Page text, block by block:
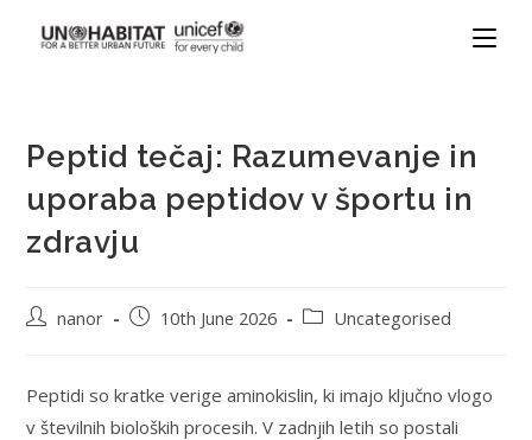
Peptid tečaj: Razumevanje in
uporaba peptidov v športu in
zdravju
nanor 10th June 2026 Uncategorised
Peptidi so kratke verige aminokislin, ki imajo ključno vlogo
v številnih bioloških procesih. V zadnjih letih so postali